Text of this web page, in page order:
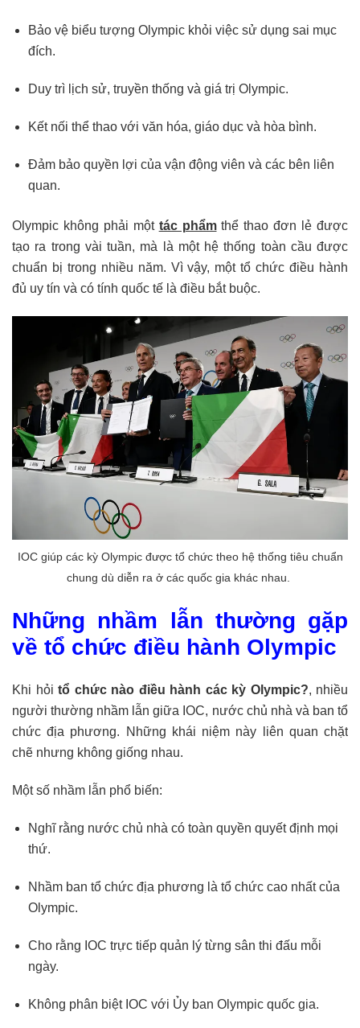
Bảo vệ biểu tượng Olympic khỏi việc sử dụng sai mục
đích.
Duy trì lịch sử, truyền thống và giá trị Olympic.
Kết nối thể thao với văn hóa, giáo dục và hòa bình.
Đảm bảo quyền lợi của vận động viên và các bên liên
quan.
Olympic không phải một tác phẩmthể thao đơn lẻ được
tạo ra trong vài tuần, mà là một hệ thống toàn cầu được
chuẩn bị trong nhiều năm. Vì vậy, một tổ chức điều hành
đủ uy tín và có tính quốc tế là điều bắt buộc.
IOC giúp các kỳ Olympic được tổ chức theo hệ thống tiêu chuẩn
chung dù diễn ra ở các quốc gia khác nhau.
Những nhầm lẫn thường gặp
về tổ chức điều hành Olympic
Khi hỏi tổ chức nào điều hành các kỳ Olympic?, nhiều
người thường nhầm lẫn giữa IOC, nước chủ nhà và ban tổ
chức địa phương. Những khái niệm này liên quan chặt
chẽ nhưng không giống nhau.
Một số nhầm lẫn phổ biến:
Nghĩ rằng nước chủ nhà có toàn quyền quyết định mọi
thứ.
Nhầm ban tổ chức địa phương là tổ chức cao nhất của
Olympic.
Cho rằng IOC trực tiếp quản lý từng sân thi đấu mỗi
ngày.
Không phân biệt IOC với Ủy ban Olympic quốc gia.